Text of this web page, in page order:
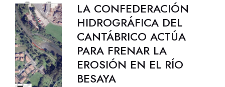
LA CONFEDERACIÓN
HIDROGRÁFICA DEL
CANTÁBRICO ACTÚA
PARA FRENAR LA
EROSIÓN EN EL RÍO
BESAYA